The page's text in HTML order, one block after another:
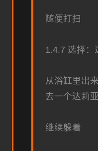
随便打扫
1.4.7 选择：
从浴缸里出
去一个达莉
继续躲着